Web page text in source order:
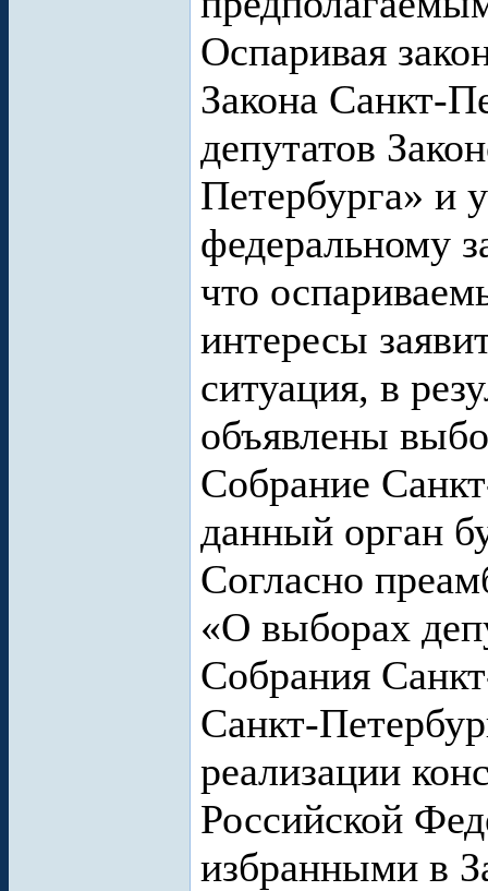
Оспаривая
Закона Санкт-
депутатов
Петербурга» и
федеральному
что
интересы
ситуация, в
объявлены
Собрание
данный орган
Согласно
«О выборах
Собрания
Санкт-
реализации
Российской
избранными в